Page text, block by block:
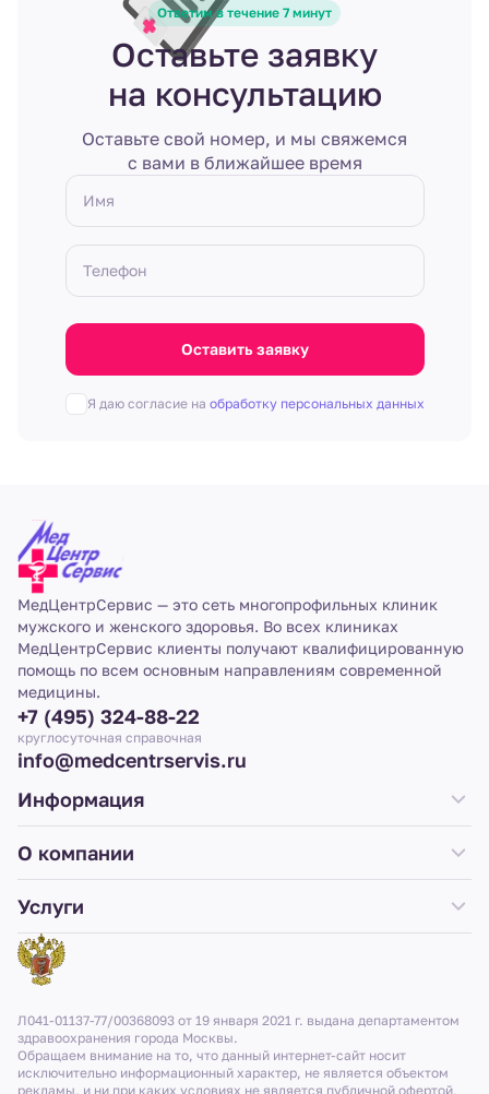
Ответим в течение 7 минут
Оставьте заявку
на консультацию
Оставьте свой номер, и мы свяжемся
с вами в ближайшее время
Имя
Телефон
Оставить заявку
Я даю согласие на обработку персональных данных
МедЦентрСервис — это сеть многопрофильных клиник
мужского и женского здоровья. Во всех клиниках
МедЦентрСервис клиенты получают квалифицированную
помощь по всем основным направлениям современной
медицины.
+7 (495) 324-88-22
круглосуточная справочная
info@medcentrservis.ru
Информация
О компании
Услуги
Л041-01137-77/00368093 от 19 января 2021 г. выдана департаментом
здравоохранения города Москвы.
Обращаем внимание на то, что данный интернет-сайт носит
исключительно информационный характер, не является объектом
рекламы, и ни при каких условиях не является публичной офертой,